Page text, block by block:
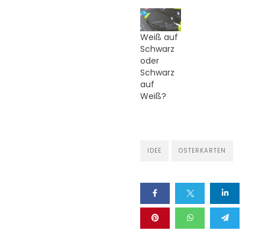
Weiß auf
Schwarz
oder
Schwarz
auf
Weiß?
IDEE OSTERKARTEN